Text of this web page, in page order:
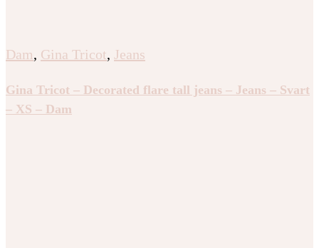
Dam, Gina Tricot, Jeans
Gina Tricot – Decorated flare tall jeans – Jeans – Svart
– XS – Dam